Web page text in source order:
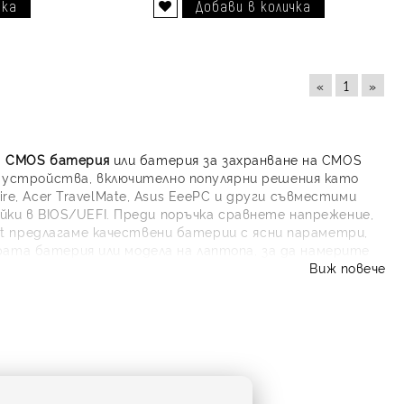
« 1 »
CMOS батерия или батерия за захранване на CMOS
включително популярни решения като
Acer TravelMate, Asus EeePC и други съвместими
в BIOS/UEFI. Преди поръчка сравнете напрежение,
качествени батерии с ясни параметри,
батерия или модела на лаптопа, за да намерите
Виж повече